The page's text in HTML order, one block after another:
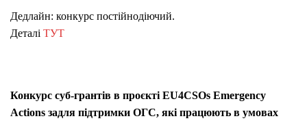
Дедлайн: конкурс постійнодіючий.
Деталі ТУТ
Конкурс суб-грантів в проєкті EU4CSOs Emergency
Actions задля підтримки ОГС, які працюють в умовах